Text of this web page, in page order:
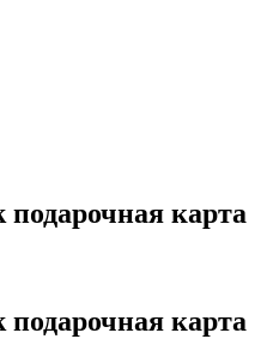
подарочная карта
подарочная карта